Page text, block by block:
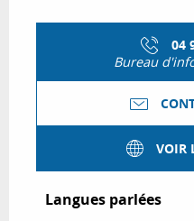
04
Bureau
VOIR
Langues parlées
Langues parlées